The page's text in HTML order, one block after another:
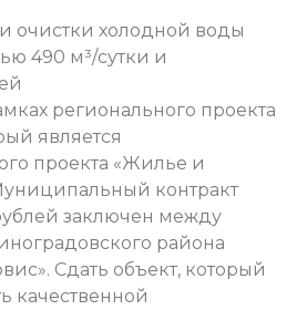
очистки холодной воды
490 м³/сутки и
регионального проекта
является
проекта «Жилье и
контракт
заключен между
района
Сдать объект, который
качественной